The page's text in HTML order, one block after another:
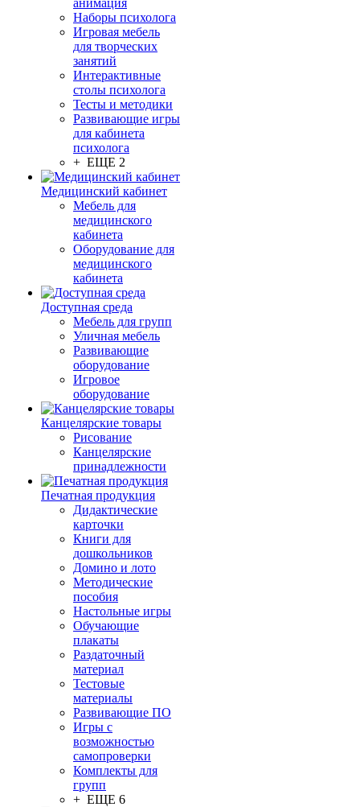
анимация
Наборы психолога
Игровая мебель
для творческих
занятий
Интерактивные
столы психолога
Тесты и методики
Развивающие игры
для кабинета
психолога
+ ЕЩЕ 2
Медицинский кабинет
Мебель для
медицинского
кабинета
Оборудование для
медицинского
кабинета
Доступная среда
Мебель для групп
Уличная мебель
Развивающие
оборудование
Игровое
оборудование
Канцелярские товары
Рисование
Канцелярские
принадлежности
Печатная продукция
Дидактические
карточки
Книги для
дошкольников
Домино и лото
Методические
пособия
Настольные игры
Обучающие
плакаты
Раздаточный
материал
Тестовые
материалы
Развивающие ПО
Игры с
возможностью
самопроверки
Комплекты для
групп
+ ЕЩЕ 6